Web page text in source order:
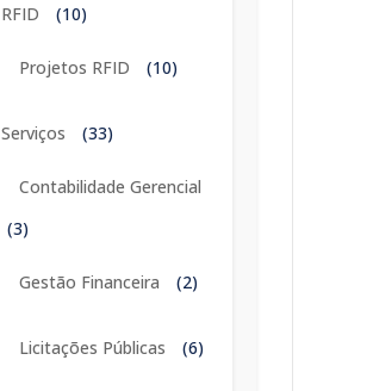
RFID (10)
Projetos RFID (10)
Serviços (33)
Contabilidade Gerencial
(3)
Gestão Financeira (2)
Licitações Públicas (6)